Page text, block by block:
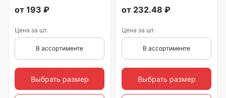
от 193 ₽
Цена за шт.
В ассортименте
Выбрать размер
от 232.48 ₽
Цена за шт.
В ассортименте
Выбрать размер